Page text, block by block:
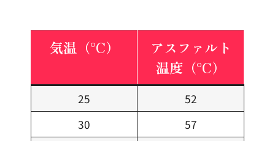
気温（°C）
アスファルト
温度（°C）
25
52
30
57